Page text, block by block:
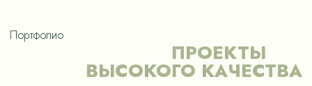
Портфолио
ПРОЕКТЫ
ВЫСОКОГО КАЧЕСТВА